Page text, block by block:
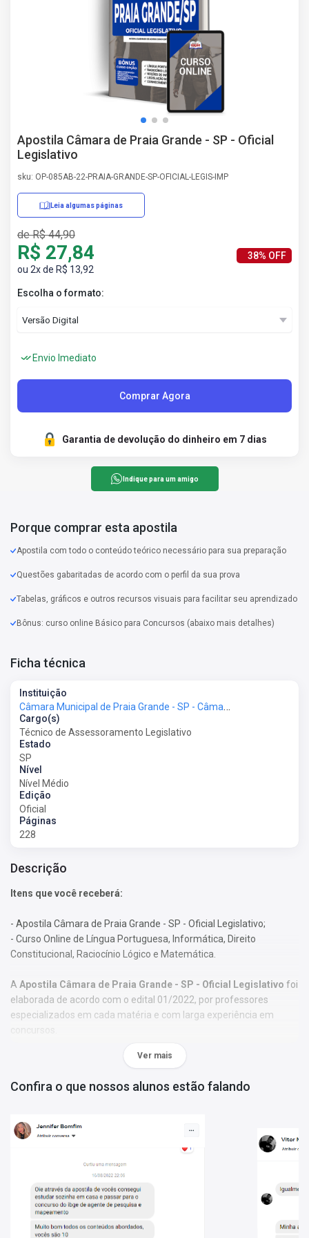
Apostila Câmara de Praia Grande - SP - Oficial
Legislativo
sku: OP-085AB-22-PRAIA-GRANDE-SP-OFICIAL-LEGIS-IMP
Leia algumas páginas
de R$ 44,90
R$ 27,84
ou 2x de R$ 13,92
38% OFF
Escolha o formato:
Envio Imediato
Comprar Agora
Garantia de devolução do dinheiro em 7 dias
Indique para um amigo
Porque comprar esta apostila
Apostila com todo o conteúdo teórico necessário para sua preparação
Questões gabaritadas de acordo com o perfil da sua prova
Tabelas, gráficos e outros recursos visuais para facilitar seu aprendizado
Bônus: curso online Básico para Concursos (abaixo mais detalhes)
Ficha técnica
Instituição
Câmara Municipal de Praia Grande - SP - Câmara de Praia Grande - SP
Cargo(s)
Técnico de Assessoramento Legislativo
Estado
SP
Nível
Nível Médio
Edição
Oficial
Páginas
228
Descrição
Itens que você receberá:
- Apostila Câmara de Praia Grande - SP - Oficial Legislativo;
- Curso Online de Língua Portuguesa, Informática, Direito
Constitucional, Raciocínio Lógico e Matemática.
A Apostila Câmara de Praia Grande - SP - Oficial Legislativo foi
elaborada de acordo com o edital 01/2022, por professores
especializados em cada matéria e com larga experiência em
concursos.
O conteúdo foi organizado, visando uma fácil assimilação do
aprendizagem.
Características:
- Material;
- Possui textos com exercícios ao final de disciplinas básicas e
- Materiais digitais para reforçar a sua preparação;
- Apostila elaborada por professores especializados em
concursos.
Ver mais
Confira o que nossos alunos estão falando